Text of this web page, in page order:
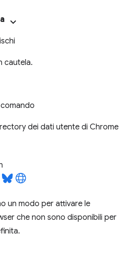
cautela.
dei dati utente di Chrome
un modo per attivare le
che non sono disponibili per